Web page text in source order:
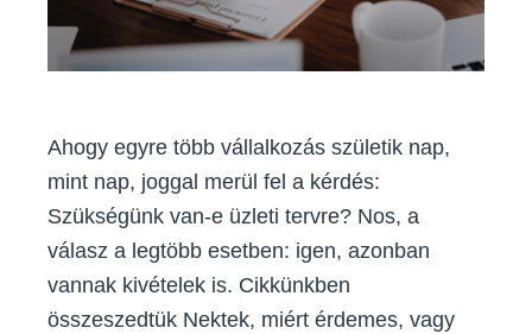
Ahogy egyre több vállalkozás születik nap,
mint nap, joggal merül fel a kérdés:
Szükségünk van-e üzleti tervre? Nos, a
válasz a legtöbb esetben: igen, azonban
vannak kivételek is. Cikkünkben
összeszedtük Nektek, miért érdemes, vagy